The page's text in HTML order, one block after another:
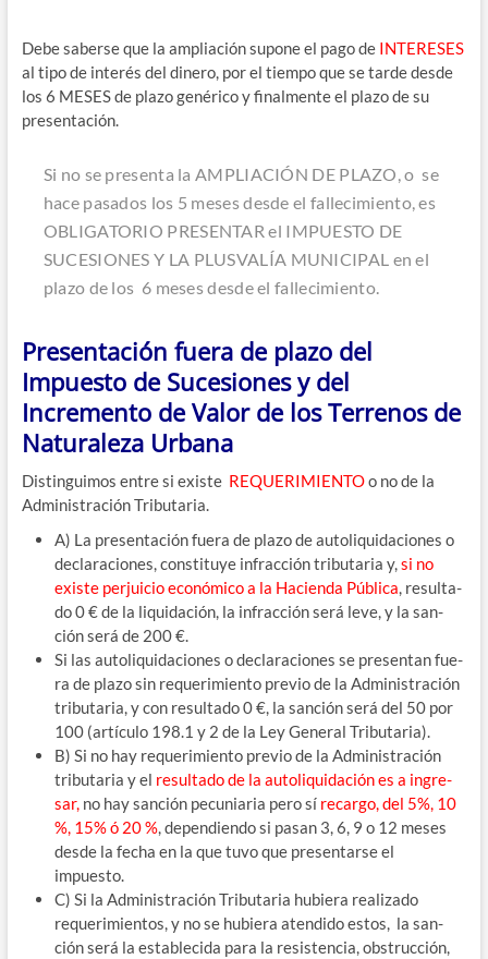
Debe saber­se que la amplia­ción supo­ne el pago de INTERESES
al tipo de inte­rés del dine­ro, por el tiem­po que se tar­de des­de
los 6 MESES de pla­zo gené­ri­co y final­men­te el pla­zo de su
presentación.
Si no se pre­sen­ta la AMPLIACIÓN DE PLAZO, o se
hace pasa­dos los 5 meses des­de el falle­ci­mien­to, es
OBLIGATORIO PRESENTAR el IMPUESTO DE
SUCESIONES Y LA PLUSVALÍA MUNICIPAL en el
pla­zo de los 6 meses des­de el fallecimiento.
Presentación fuera de plazo del
Impuesto de Sucesiones y del
Incremento de Valor de los Terrenos de
Naturaleza Urbana
Dis­tin­gui­mos entre si exis­te REQUERIMIENTOo no de la
Admi­nis­tra­ción Tributaria.
A) La pre­sen­ta­ción fue­ra de pla­zo de auto­li­qui­da­cio­nes o
decla­ra­cio­nes, cons­ti­tu­ye infrac­ción tri­bu­ta­ria y,si no
exis­te per­jui­cio eco­nó­mi­co a la Hacien­da Públi­ca, resul­ta­
do 0 € de la liqui­da­ción, la infrac­ción será leve, y la san­
ción será de 200 €.
Si las auto­li­qui­da­cio­nes o decla­ra­cio­nes se pre­sen­tan fue­
ra de pla­zo sin reque­ri­mien­to pre­vio de la Admi­nis­tra­ción
tri­bu­ta­ria, y con resul­ta­do 0 €, la san­ción será del 50 por
100 (artícu­lo 198.1 y 2 de la Ley Gene­ral Tributaria).
B) Si no hay reque­ri­mien­to pre­vio de la Admi­nis­tra­ción
tri­bu­ta­ria y el resul­ta­do de la auto­li­qui­da­ción es a ingre­
sar,no hay san­ción pecu­nia­ria pero sí recar­go, del 5%, 10
%, 15% ó 20 %, depen­dien­do si pasan 3, 6, 9 o 12 meses
des­de la fecha en la que tuvo que pre­sen­tar­se el
impuesto.
C) Si la Admi­nis­tra­ción Tri­bu­ta­ria hubie­ra rea­li­za­do
reque­ri­mien­tos, y no se hubie­ra aten­di­do estos, la san­
ción será la esta­ble­ci­da para la resis­ten­cia, obs­truc­ción,